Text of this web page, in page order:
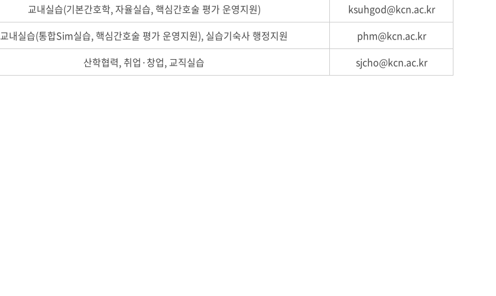
교내실습(기본간호학, 자율실습, 핵심간호술 평가 운영지원)
ksuhgod@kcn.ac.kr
교내실습(통합Sim실습, 핵심간호술 평가 운영지원), 실습기숙사 행정지원
phm@kcn.ac.kr
산학협력, 취업·창업, 교직실습 sjcho@kcn.ac.kr